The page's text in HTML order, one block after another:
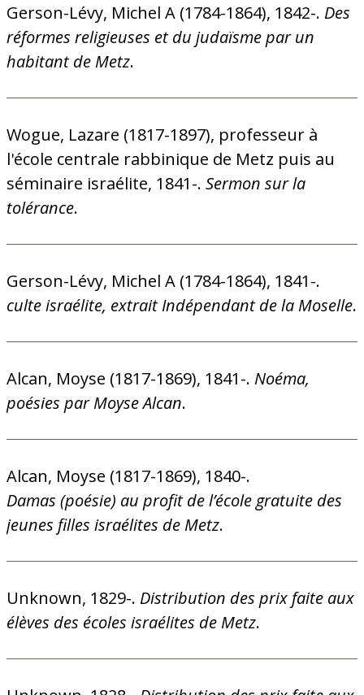
Gerson-Lévy, Michel A (1784-1864), 1842-. Des
réformes religieuses et du judaïsme par un
habitant de Metz.
Wogue, Lazare (1817-1897), professeur à
l'école centrale rabbinique de Metz puis au
séminaire israélite, 1841-. Sermon sur la
tolérance.
Gerson-Lévy, Michel A (1784-1864), 1841-.
culte israélite, extrait Indépendant de la Moselle.
Alcan, Moyse (1817-1869), 1841-. Noéma,
poésies par Moyse Alcan.
Alcan, Moyse (1817-1869), 1840-.
Damas (poésie) au profit de l’école gratuite des
jeunes filles israélites de Metz.
Unknown, 1829-. Distribution des prix faite aux
élèves des écoles israélites de Metz.